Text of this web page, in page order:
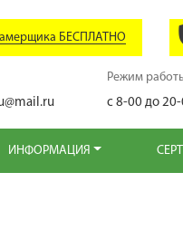
БЕСПЛАТНО
Режим
с 8-00 до
ИНФОРМАЦИЯ